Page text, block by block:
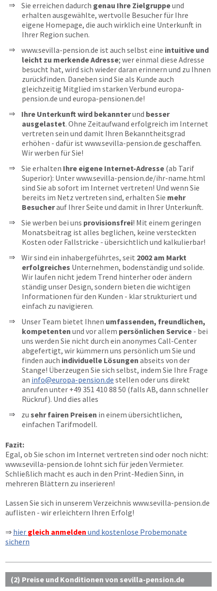
Sie erreichen dadurch genau Ihre Zielgruppeund
erhalten ausgewählte, wertvolle Besucher für Ihre
eigene Homepage, die auch wirklich eine Unterkunft in
Ihrer Region suchen.
www.sevilla-pension.de ist auch selbst eine intuitive und
leicht zu merkende Adresse; wer einmal diese Adresse
besucht hat, wird sich wieder daran erinnern und zu Ihnen
zurückfinden. Daneben sind Sie als Kunde auch
gleichzeitig Mitglied im starken Verbund europa-
pension.de und europa-pensionen.de!
Ihre Unterkunft wird bekannterund besser
ausgelastet. Ohne Zeitaufwand erfolgreich im Internet
vertreten sein und damit Ihren Bekanntheitsgrad
erhöhen - dafür ist www.sevilla-pension.de geschaffen.
Wir werben für Sie!
Sie erhalten Ihre eigene Internet-Adresse (ab Tarif
Superior): Unter www.sevilla-pension.de/ihr-name.html
sind Sie ab sofort im Internet vertreten! Und wenn Sie
bereits im Netz vertreten sind, erhalten Sie mehr
Besucherauf Ihrer Seite und damit in Ihrer Unterkunft.
Sie werben bei uns provisionsfrei! Mit einem geringen
Monatsbeitrag ist alles beglichen, keine versteckten
Kosten oder Fallstricke - übersichtlich und kalkulierbar!
Wir sind ein inhabergeführtes, seit 2002 am Markt
erfolgreiches Unternehmen, bodenständig und solide.
Wir laufen nicht jedem Trend hinterher oder ändern
ständig unser Design, sondern bieten die wichtigen
Informationen für den Kunden - klar strukturiert und
einfach zu navigieren.
Unser Team bietet Ihnen umfassenden, freundlichen,
kompetenten und vor allem persönlichen Service - bei
uns werden Sie nicht durch ein anonymes Call-Center
abgefertigt, wir kümmern uns persönlich um Sie und
finden auch individuelle Lösungen abseits von der
Stange! Überzeugen Sie sich selbst, indem Sie Ihre Frage
an info@europa-pension.de stellen oder uns direkt
anrufen unter +49 351 410 88 50 (falls AB, dann schneller
Rückruf). Und dies alles
zu sehr fairen Preisen in einem übersichtlichen,
einfachen Tarifmodell.
Fazit:
Egal, ob Sie schon im Internet vertreten sind oder noch nicht:
www.sevilla-pension.de lohnt sich für jeden Vermieter.
Schließlich macht es auch in den Print-Medien Sinn, in
mehreren Blättern zu inserieren!
Lassen Sie sich in unserem Verzeichnis www.sevilla-pension.de
auflisten - wir erleichtern Ihren Erfolg!
⇒ hier gleich anmelden und kostenlose Probemonate
sichern
(2) Preise und Konditionen von sevilla-pension.de